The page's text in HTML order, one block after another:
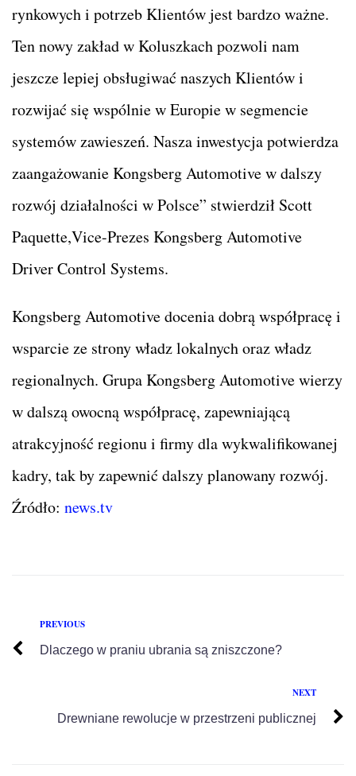
rynkowych i potrzeb Klientów jest bardzo ważne.
Ten nowy zakład w Koluszkach pozwoli nam
jeszcze lepiej obsługiwać naszych Klientów i
rozwijać się wspólnie w Europie w segmencie
systemów zawieszeń. Nasza inwestycja potwierdza
zaangażowanie Kongsberg Automotive w dalszy
rozwój działalności w Polsce” stwierdził Scott
Paquette,Vice-Prezes Kongsberg Automotive
Driver Control Systems.
Kongsberg Automotive docenia dobrą współpracę i
wsparcie ze strony władz lokalnych oraz władz
regionalnych. Grupa Kongsberg Automotive wierzy
w dalszą owocną współpracę, zapewniającą
atrakcyjność regionu i firmy dla wykwalifikowanej
kadry, tak by zapewnić dalszy planowany rozwój.
Źródło: news.tv
PREVIOUS
Dlaczego w praniu ubrania są zniszczone?
NEXT
Drewniane rewolucje w przestrzeni publicznej